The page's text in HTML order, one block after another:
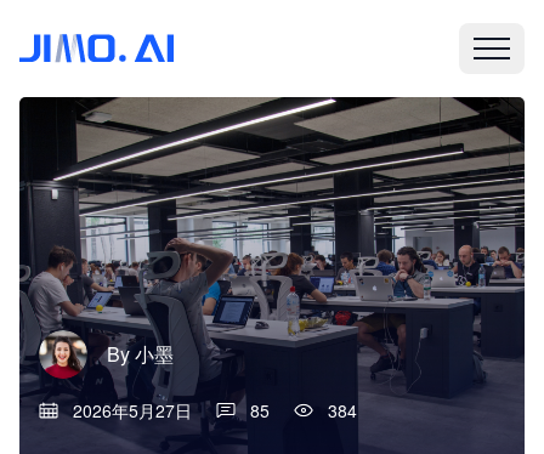
By小墨
2026年5月27日 85 384